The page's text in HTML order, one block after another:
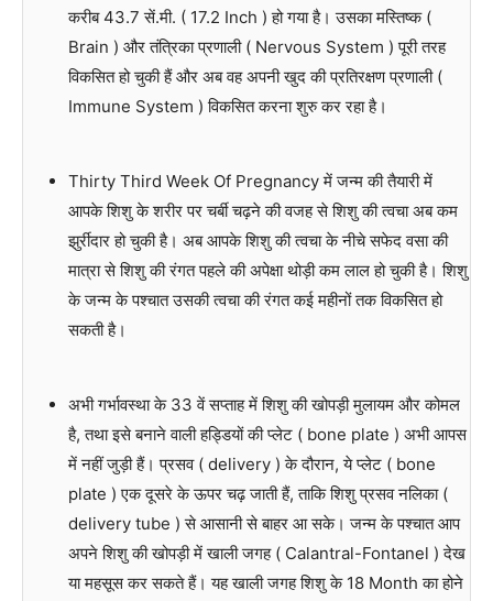
करीब 43.7 सें.मी. ( 17.2 Inch ) हो गया है। उसका मस्तिष्क (
Brain ) और तंत्रिका प्रणाली ( Nervous System ) पूरी तरह
विकसित हो चुकी हैं और अब वह अपनी खुद की प्रतिरक्षण प्रणाली (
Immune System ) विकसित करना शुरु कर रहा है।
Thirty Third Week Of Pregnancy में जन्म की तैयारी में
आपके शिशु के शरीर पर चर्बी चढ़ने की वजह से शिशु की त्वचा अब कम
झुर्रीदार हो चुकी है। अब आपके शिशु की त्वचा के नीचे सफेद वसा की
मात्रा से शिशु की रंगत पहले की अपेक्षा थोड़ी कम लाल हो चुकी है। शिशु
के जन्म के पश्चात उसकी त्वचा की रंगत कई महीनों तक विकसित हो
सकती है।
अभी गर्भावस्था के 33 वें सप्ताह में शिशु की खोपड़ी मुलायम और कोमल
है, तथा इसे बनाने वाली हड्डियों की प्लेट ( bone plate ) अभी आपस
में नहीं जुड़ी हैं। प्रसव ( delivery ) के दौरान, ये प्लेट ( bone
plate ) एक दूसरे के ऊपर चढ़ जाती हैं, ताकि शिशु प्रसव नलिका (
delivery tube ) से आसानी से बाहर आ सके। जन्म के पश्चात आप
अपने शिशु की खोपड़ी में खाली जगह ( Calantral-Fontanel ) देख
या महसूस कर सकते हैं। यह खाली जगह शिशु के 18 Month का होने